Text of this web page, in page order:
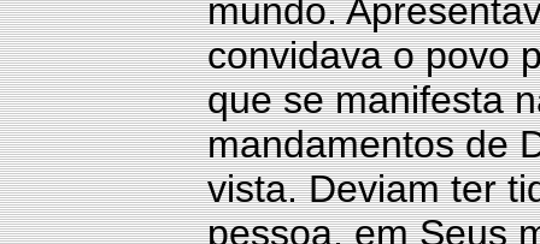
mundo.
convidava o povo
que se manifesta
mandamentos de
vista. Deviam ter
pessoa, em Seus